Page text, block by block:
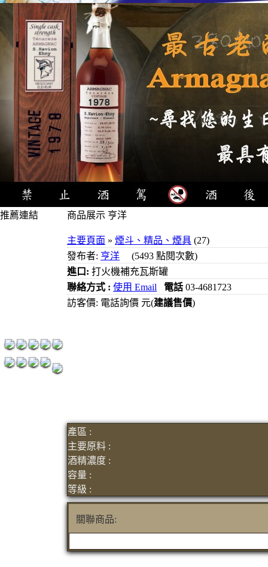
推薦連結 商品展示 亨洋
主要頁面 » 煙斗、精品、煙具 (27)
發布者: 亨洋 (5493 點閱次數)
進口: 打火機補充瓦斯罐
聯絡方式 : 使用 Email 電話 03-4681723
訪客價: 電話詢價 元(建議售價)
產區 :
主要原料 :
酒精濃度 :
容量 :
等級 :
關聯商品: